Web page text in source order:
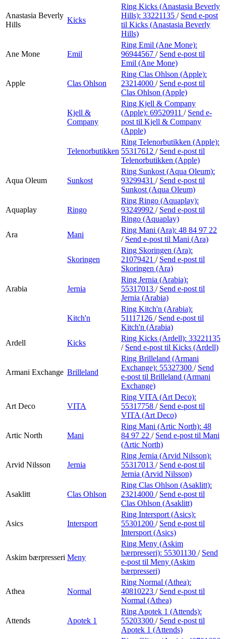
Anastasia Beverly
Hills
Kicks
Ring Kicks (Anastasia Beverly
Hills): 33221135 / Send e-post
til Kicks (Anastasia Beverly
Hills)
Ane Mone Emil
Ring Emil (Ane Mone):
96944567 / Send e-post til
Emil (Ane Mone)
Apple Clas Ohlson
Ring Clas Ohlson (Apple):
23214000 / Send e-post til
Clas Ohlson (Apple)
Kjell &
Company
Ring Kjell & Company
(Apple): 69520911 / Send e-
post til Kjell & Company
(Apple)
Telenorbutikken
Ring Telenorbutikken (Apple):
55317612 / Send e-post til
Telenorbutikken (Apple)
Aqua Oleum Sunkost
Ring Sunkost (Aqua Oleum):
93299431 / Send e-post til
Sunkost (Aqua Oleum)
Aquaplay Ringo
Ring Ringo (Aquaplay):
93249992 / Send e-post til
Ringo (Aquaplay)
Ara
Mani
Ring Mani (Ara): 48 84 97 22
/ Send e-post til Mani (Ara)
Skoringen
Ring Skoringen (Ara):
21079421 / Send e-post til
Skoringen (Ara)
Arabia Jernia
Ring Jernia (Arabia):
55317013 / Send e-post til
Jernia (Arabia)
Kitch'n
Ring Kitch'n (Arabia):
51117126 / Send e-post til
Kitch'n (Arabia)
Ardell
Kicks
Ring Kicks (Ardell): 33221135
/ Send e-post til Kicks (Ardell)
Armani Exchange Brilleland
Ring Brilleland (Armani
Exchange): 55327300 / Send
e-post til Brilleland (Armani
Exchange)
Art Deco VITA
Ring VITA (Art Deco):
55317758 / Send e-post til
VITA (Art Deco)
Artic North Mani
Ring Mani (Artic North): 48
84 97 22 / Send e-post til Mani
(Artic North)
Arvid Nilsson Jernia
Ring Jernia (Arvid Nilsson):
55317013 / Send e-post til
Jernia (Arvid Nilsson)
Asaklitt Clas Ohlson
Ring Clas Ohlson (Asaklitt):
23214000 / Send e-post til
Clas Ohlson (Asaklitt)
Asics Intersport
Ring Intersport (Asics):
55301200 / Send e-post til
Intersport (Asics)
Askim bærpresseri Meny
Ring Meny (Askim
bærpresseri): 55301130 / Send
e-post til Meny (Askim
bærpresseri)
Athea Normal
Ring Normal (Athea):
40810223 / Send e-post til
Normal (Athea)
Attends Apotek 1
Ring Apotek 1 (Attends):
55203300 / Send e-post til
Apotek 1 (Attends)